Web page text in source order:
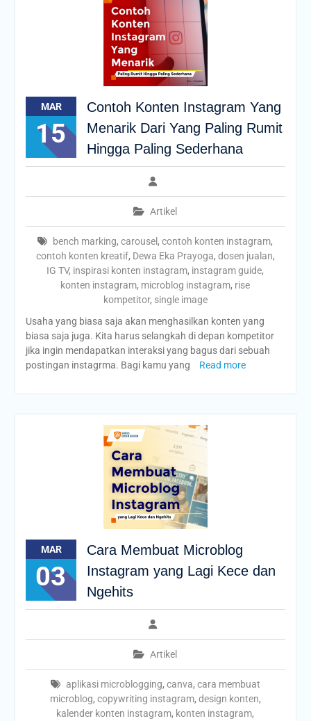
MAR
15
Contoh Konten Instagram Yang
Menarik Dari Yang Paling Rumit
Hingga Paling Sederhana
Artikel
bench marking,carousel ,contoh konten instagram,
contoh konten kreatif, Dewa Eka Prayoga, dosen jualan,
IG TV, inspirasi konten instagram, instagram guide,
konten instagram, microblog instagram, rise
kompetitor, single image
Usaha yang biasa saja akan menghasilkan konten yang
biasa saja juga. Kita harus selangkah di depan kompetitor
jika ingin mendapatkan interaksi yang bagus dari sebuah
postingan instagrma. Bagi kamu yang
Read more
MAR
03
Cara Membuat Microblog
Instagram yang Lagi Kece dan
Ngehits
Artikel
aplikasi microblogging, canva, cara membuat
microblog, copywriting instagram, design konten,
kalender konten instagram, konten instagram,